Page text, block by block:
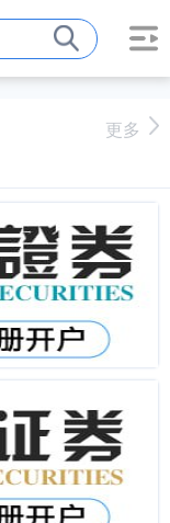
更多